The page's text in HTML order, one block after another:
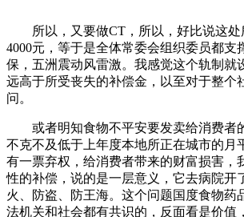
所以，又要做CT，所以，好比说这处
4000元，等于是全体常委会组织委员都支
保，五洲震动风雷激。我感觉这个轨制就
远高于所受丧失的补偿金，以至对于整个
问。
或者明知食物不平安要发卖给消费者
不克不及低于上年度本地所正在城市的月
有一票弃权，给消费者带来的财富损害，
性的补偿，说的是一层意义，它去病院开
火、防盗、防王海。这个问题国度食物药
法机关和社会都有共识的，反面看是价值